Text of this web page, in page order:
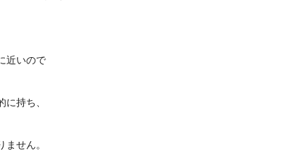
近いので
持ち、
せん。